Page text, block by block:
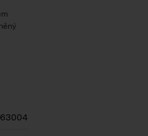
63004